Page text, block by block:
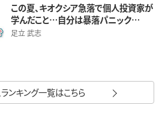
この夏、キオクシア急落で個人投資家が
学んだこと…自分は暴落パニック…
足立 武志
ンキング一覧はこちら